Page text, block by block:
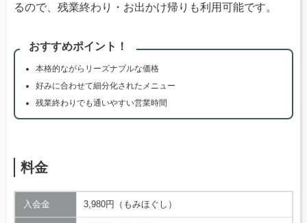
るので、残業終わり・お出かけ帰りも利用可能です。
おすすめポイント！
本格的ながらリーズナブルな価格
好みに合わせて細分化されたメニュー
残業終わりでも通いやすい営業時間
料金
入会金 3,980円（もみほぐし）